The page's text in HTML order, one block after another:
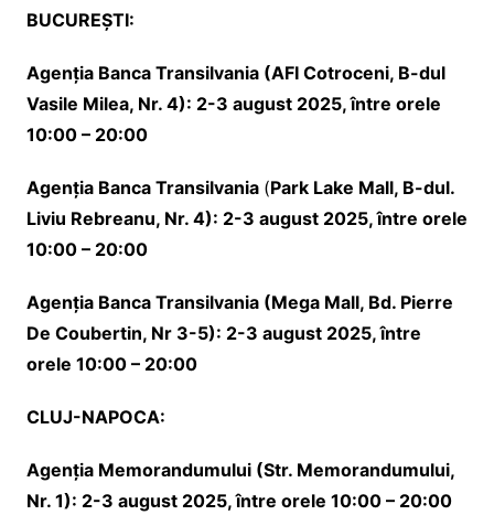
BUCUREȘTI:
AgențiaBanca Transilvania(AFI Cotroceni, B-dul
Vasile Milea, Nr. 4): 2-3 august 2025, între orele
10:00 – 20:00
AgențiaBanca Transilvania (Park Lake Mall, B-dul.
Liviu Rebreanu, Nr. 4): 2-3 august 2025, între orele
10:00 – 20:00
AgențiaBanca Transilvania(Mega Mall, Bd. Pierre
De Coubertin, Nr 3-5): 2-3 august 2025, între
orele 10:00 – 20:00
CLUJ-NAPOCA:
Agenția Memorandumului (Str. Memorandumului,
Nr. 1): 2-3 august 2025, între orele 10:00 – 20:00